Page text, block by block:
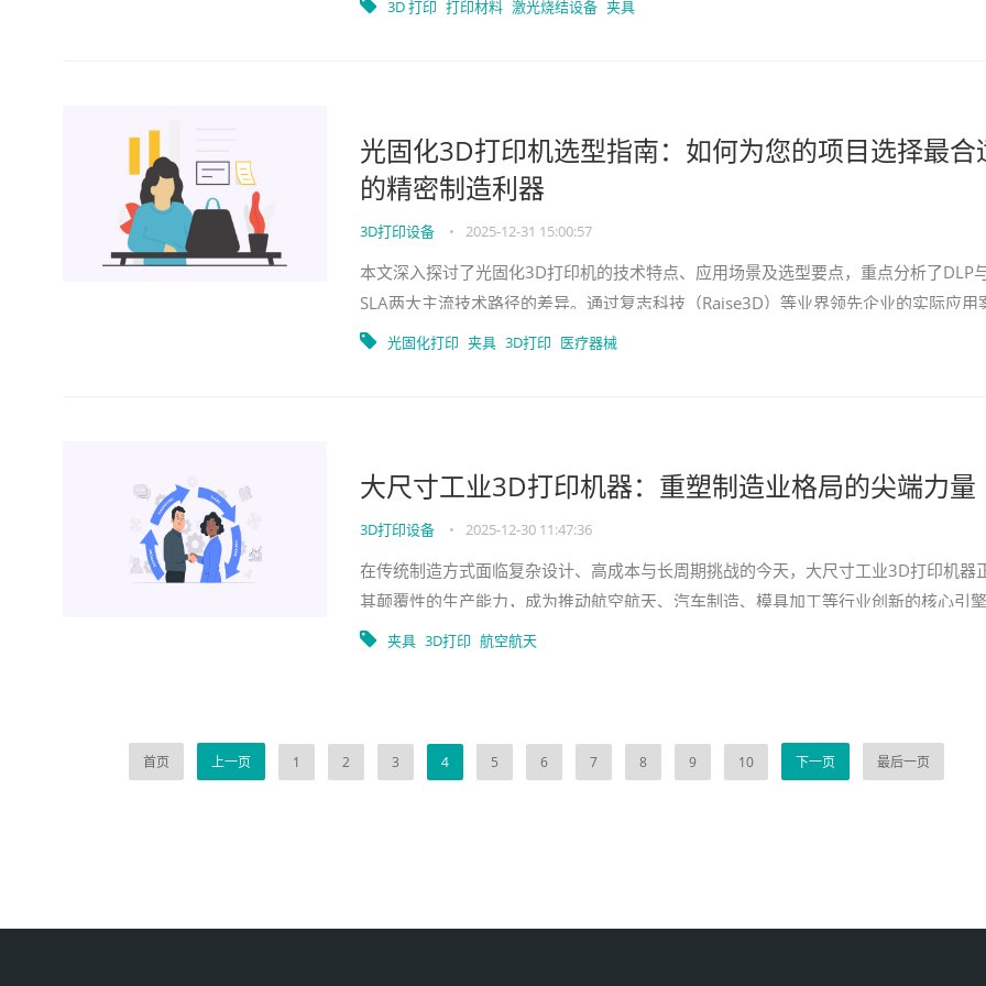
3D 打印 打印材料 激光烧结设备 夹具
光固化3D打印机选型指南：如何为您的项目选择最合
的精密制造利器
3D打印设备 • 2025-12-31 15:00:57
本文深入探讨了光固化3D打印机的技术特点、应用场景及选型要点，重点分析了DLP
SLA两大主流技术路径的差异。通过复志科技（Raise3D）等业界领先企业的实际应用
例和数据，为企业在选择光固化3D打
光固化打印 夹具 3D打印 医疗器械
大尺寸工业3D打印机器：重塑制造业格局的尖端力量
3D打印设备 • 2025-12-30 11:47:36
在传统制造方式面临复杂设计、高成本与长周期挑战的今天，大尺寸工业3D打印机器
其颠覆性的生产能力，成为推动航空航天、汽车制造、模具加工等行业创新的核心引擎
这类设备摆脱了传统模具的束缚，通过逐层
夹具 3D打印 航空航天
首页 上一页 1 2 3 4 5 6 7 8 9 10 下一页 最后一页